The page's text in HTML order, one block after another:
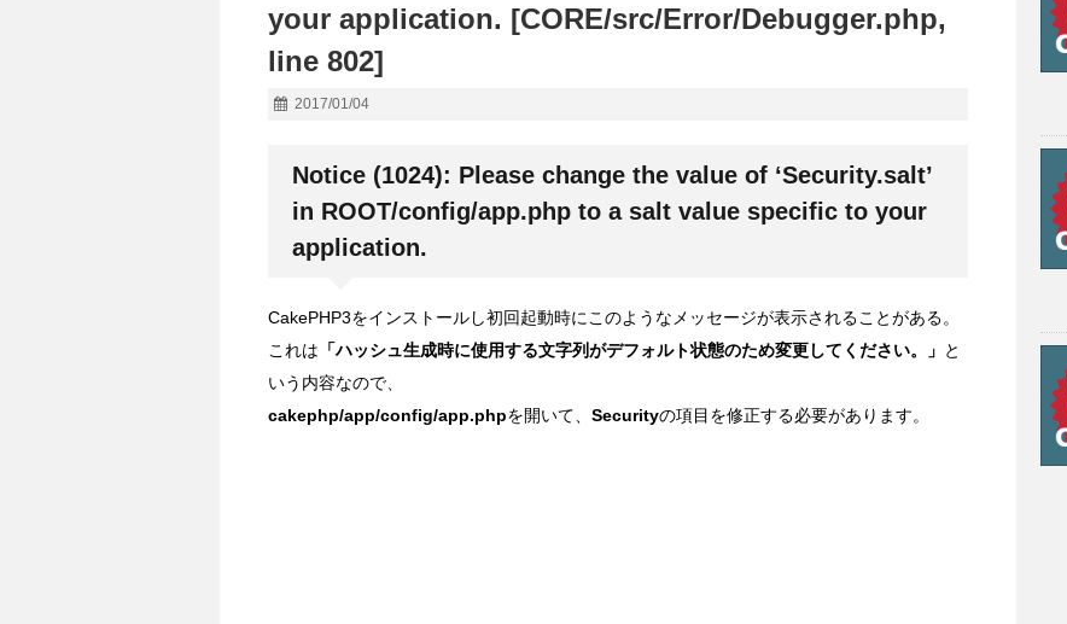
your application. [CORE/src/Error/Debugger.php,
line 802]
2017/01/04
Notice (1024): Please change the value of ‘Security.salt’
in ROOT/config/app.php to a salt value specific to your
application.
CakePHP3をインストールし初回起動時にこのようなメッセージが表示されることがある。
これは 「ハッシュ生成時に使用する文字列がデフォルト状態のため変更してください。」 と
いう内容なので、
cakephp/app/config/app.phpを開いて、 Securityの項目を修正する必要があります。